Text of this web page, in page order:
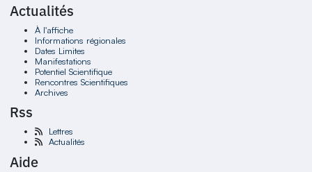
Actualités
À l'affiche
Informations régionales
Dates Limites
Manifestations
Potentiel Scientifique
Rencontres Scientifiques
Archives
Rss
Lettres
Actualités
Aide